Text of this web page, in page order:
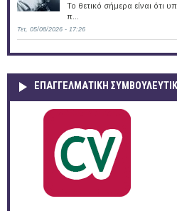
Το θετικό σήμερα είναι ότι
π...
Τετ, 05/08/2026 - 17:26
ΕΠΑΓΓΕΛΜΑΤΙΚΉ